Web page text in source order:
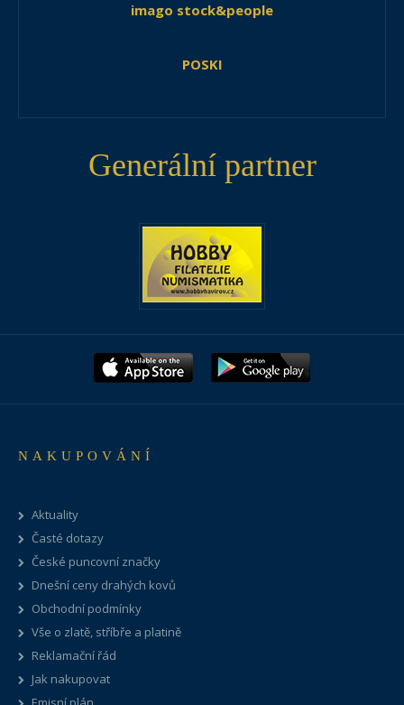
imago stock&people
POSKI
Generální partner
NAKUPOVÁNÍ
Aktuality
Časté dotazy
České puncovní značky
Dnešní ceny drahých kovů
Obchodní podmínky
Vše o zlatě, stříbře a platině
Reklamační řád
Jak nakupovat